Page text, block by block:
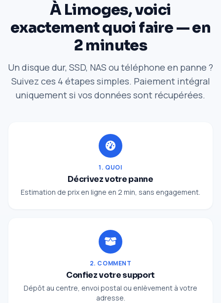
À Limoges, voici
exactement quoi faire — en
2 minutes
Un disque dur, SSD, NAS ou téléphone en panne ?
Suivez ces 4 étapes simples. Paiement intégral
uniquement si vos données sont récupérées.
1. QUOI
Décrivez votre panne
Estimation de prix en ligne en 2 min, sans engagement.
2. COMMENT
Confiez votre support
Dépôt au centre, envoi postal ou enlèvement à votre
adresse.